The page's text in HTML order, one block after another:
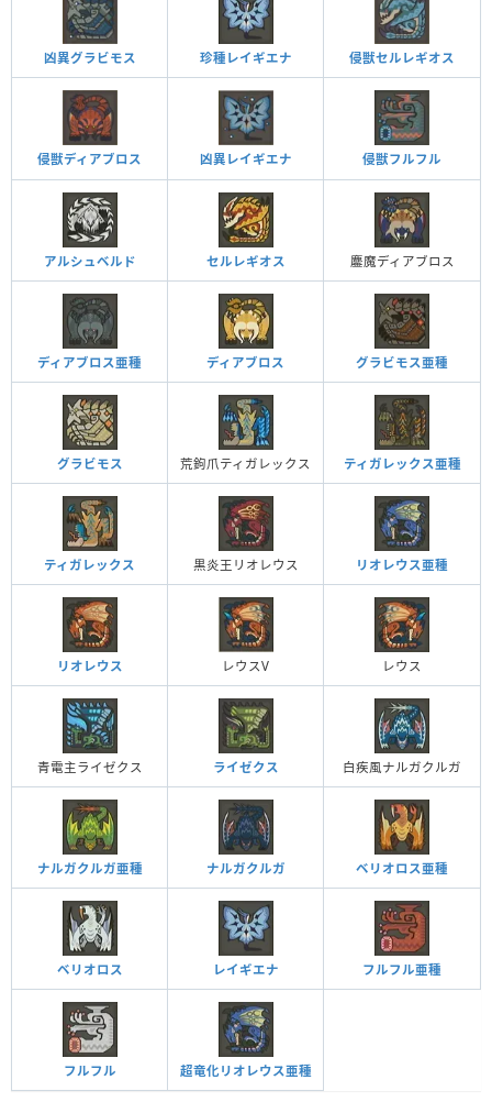
凶異グラビモス 珍種レイギエナ 侵獣セルレギオス
侵獣ディアブロス 凶異レイギエナ 侵獣フルフル
アルシュベルド セルレギオス 鏖魔ディアブロス
ディアブロス亜種 ディアブロス グラビモス亜種
グラビモス 荒鉤爪ティガレックス ティガレックス亜種
ティガレックス 黒炎王リオレウス リオレウス亜種
リオレウス レウスV レウス
青電主ライゼクス ライゼクス 白疾風ナルガクルガ
ナルガクルガ亜種 ナルガクルガ ベリオロス亜種
ベリオロス レイギエナ フルフル亜種
フルフル 超竜化リオレウス亜種